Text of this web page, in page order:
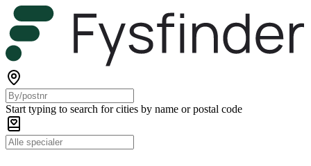
Start typing to search for cities by name or postal code